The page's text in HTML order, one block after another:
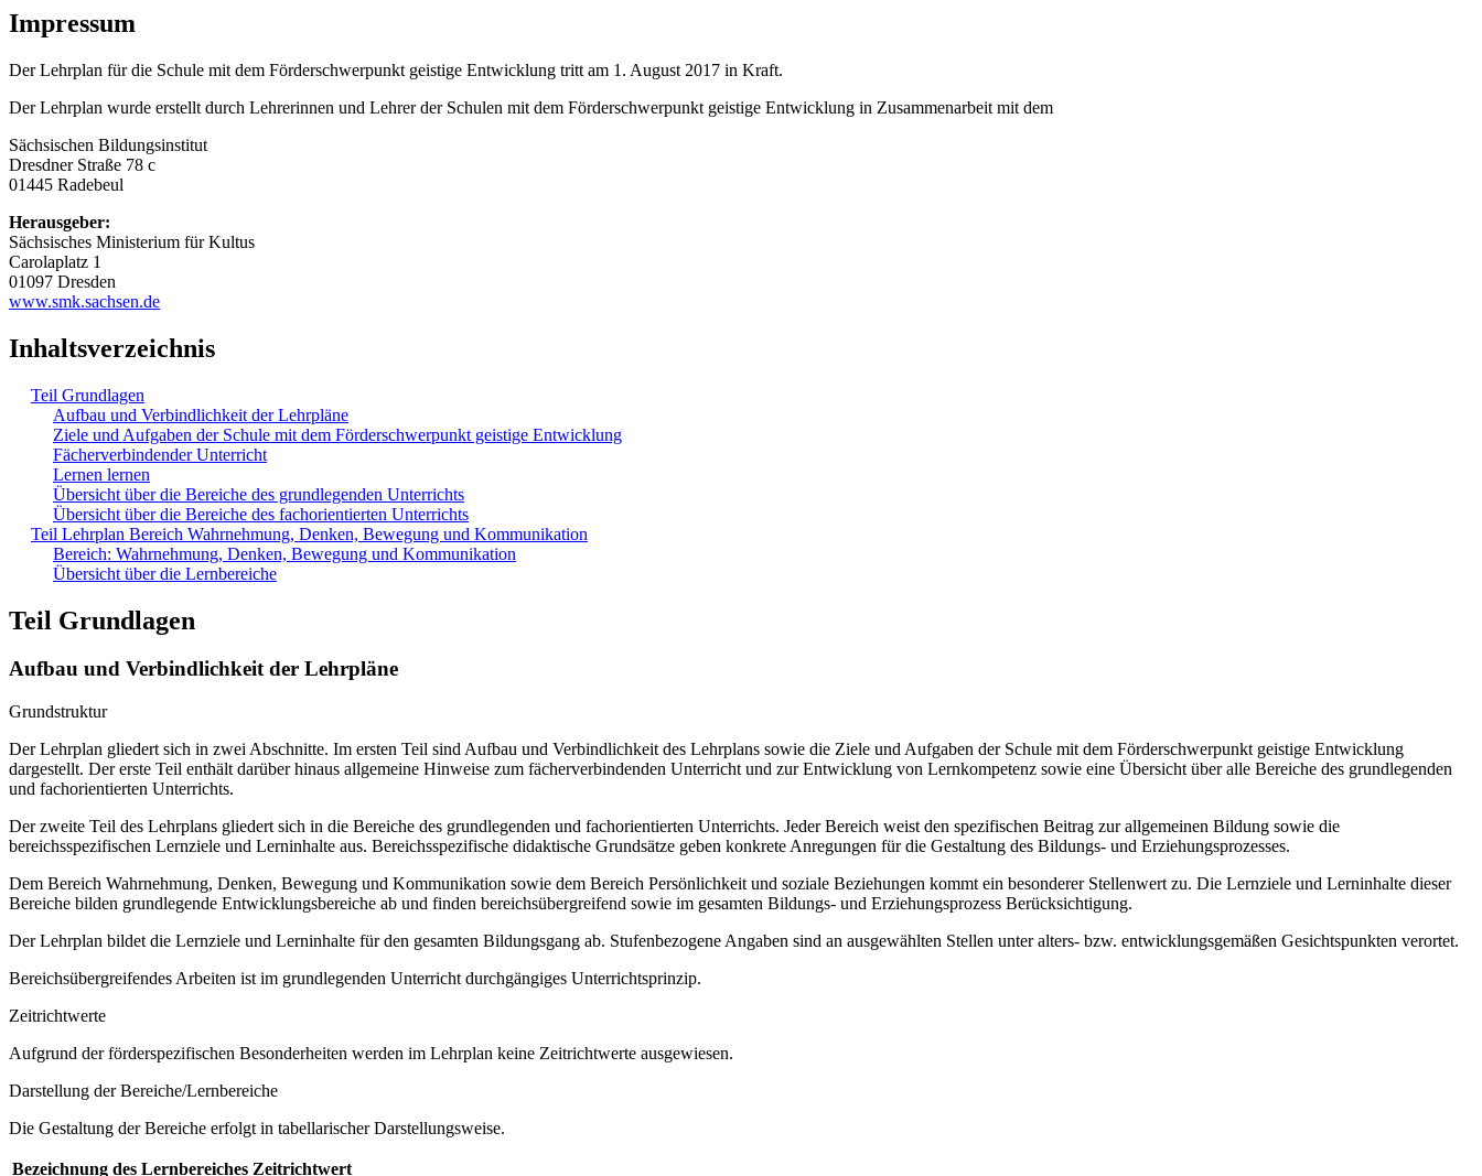
Impressum
Der Lehrplan für die Schule mit dem Förderschwerpunkt geistige Entwicklung tritt am 1. August 2017 in Kraft.
Der Lehrplan wurde erstellt durch Lehrerinnen und Lehrer der Schulen mit dem Förderschwerpunkt geistige Entwicklung in Zusammenarbeit mit dem
Sächsischen Bildungsinstitut
Dresdner Straße 78 c
01445 Radebeul
Herausgeber:
Sächsisches Ministerium für Kultus
Carolaplatz 1
01097 Dresden
www.smk.sachsen.de
Inhaltsverzeichnis
Teil Grundlagen
Aufbau und Verbindlichkeit der Lehrpläne
Ziele und Aufgaben der Schule mit dem Förderschwerpunkt geistige Entwicklung
Fächerverbindender Unterricht
Lernen lernen
Übersicht über die Bereiche des grundlegenden Unterrichts
Übersicht über die Bereiche des fachorientierten Unterrichts
Teil Lehrplan Bereich Wahrnehmung, Denken, Bewegung und Kommunikation
Bereich: Wahrnehmung, Denken, Bewegung und Kommunikation
Übersicht über die Lernbereiche
Teil Grundlagen
Aufbau und Verbindlichkeit der Lehrpläne
Grundstruktur
Der Lehrplan gliedert sich in zwei Abschnitte. Im ersten Teil sind Aufbau und Verbindlichkeit des Lehrplans sowie die Ziele und Aufgaben der Schule mit dem Förderschwerpunkt geistige Entwicklung
dargestellt. Der erste Teil enthält darüber hinaus allgemeine Hinweise zum fächerverbindenden Unterricht und zur Entwicklung von Lernkompetenz sowie eine Übersicht über alle Bereiche des grundlegenden
und fachorientierten Unterrichts.
Der zweite Teil des Lehrplans gliedert sich in die Bereiche des grundlegenden und fachorientierten Unterrichts. Jeder Bereich weist den spezifischen Beitrag zur allgemeinen Bildung sowie die
bereichsspezifischen Lernziele und Lerninhalte aus. Bereichsspezifische didaktische Grundsätze geben konkrete Anregungen für die Gestaltung des Bildungs- und Erziehungsprozesses.
Dem Bereich Wahrnehmung, Denken, Bewegung und Kommunikation sowie dem Bereich Persönlichkeit und soziale Beziehungen kommt ein besonderer Stellenwert zu. Die Lernziele und Lerninhalte dieser
Bereiche bilden grundlegende Entwicklungsbereiche ab und finden bereichsübergreifend sowie im gesamten Bildungs- und Erziehungsprozess Berücksichtigung.
Der Lehrplan bildet die Lernziele und Lerninhalte für den gesamten Bildungsgang ab. Stufenbezogene Angaben sind an ausgewählten Stellen unter alters- bzw. entwicklungsgemäßen Gesichtspunkten verortet.
Bereichsübergreifendes Arbeiten ist im grundlegenden Unterricht durchgängiges Unterrichtsprinzip.
Zeitrichtwerte
Aufgrund der förderspezifischen Besonderheiten werden im Lehrplan keine Zeitrichtwerte ausgewiesen.
Darstellung der Bereiche/Lernbereiche
Die Gestaltung der Bereiche erfolgt in tabellarischer Darstellungsweise.
Bezeichnung des Lernbereiches Zeitrichtwert